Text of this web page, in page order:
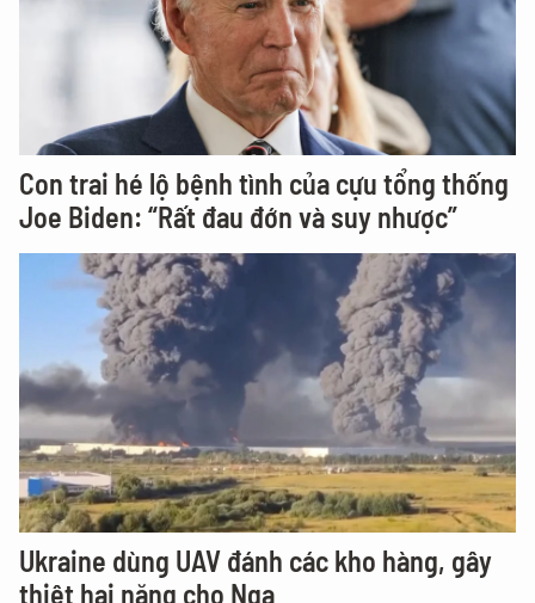
Con trai hé lộ bệnh tình của cựu tổng thống
Joe Biden: “Rất đau đớn và suy nhược”
Ukraine dùng UAV đánh các kho hàng, gây
thiệt hại nặng cho Nga